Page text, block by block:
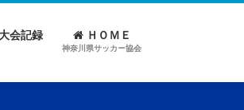
会記録 ＨＯＭＥ
神奈川県サッカー協会